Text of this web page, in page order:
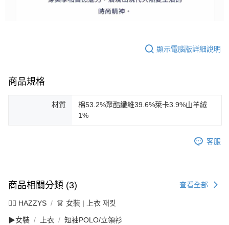
顯示電腦版詳細說明
商品規格
材質
棉53.2%聚酯纖維39.6%萊卡3.9%山羊絨
1%
客服
商品相關分類 (3) 查看全部
🐕‍🦺 HAZZYS 👗 女裝 | 上衣 재킷
▶女裝 上衣 短袖POLO/立領衫